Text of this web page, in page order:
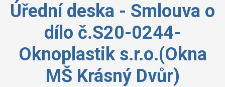
Úřední deska - Smlouva o
dílo č.S20-0244-
Oknoplastik s.r.o.(Okna
MŠ Krásný Dvůr)